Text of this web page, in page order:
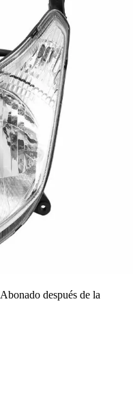
Abonado después de la